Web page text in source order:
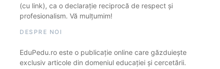
(cu link), ca o declarație reciprocă de respect și
profesionalism. Vă mulțumim!
DESPRE NOI
EduPedu.ro este o publicație online care găzduiește
exclusiv articole din domeniul educației și cercetării.